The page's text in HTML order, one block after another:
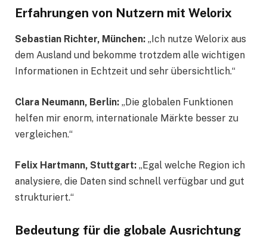
Erfahrungen von Nutzern mit Welorix
Sebastian Richter, München: „Ich nutze Welorix aus
dem Ausland und bekomme trotzdem alle wichtigen
Informationen in Echtzeit und sehr übersichtlich.“
Clara Neumann, Berlin: „Die globalen Funktionen
helfen mir enorm, internationale Märkte besser zu
vergleichen.“
Felix Hartmann, Stuttgart: „Egal welche Region ich
analysiere, die Daten sind schnell verfügbar und gut
strukturiert.“
Bedeutung für die globale Ausrichtung